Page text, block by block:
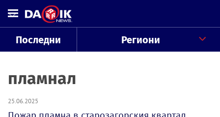
Последни Региони
пламнал
25.06.2025